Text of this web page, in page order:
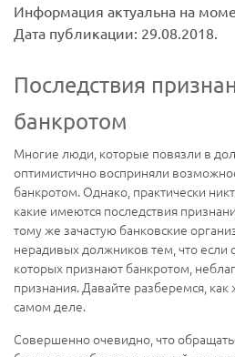
Информация актуальна на
Дата публикации: 29.08.2018.
Последствия
банкротом
Многие люди, которые повязли в
оптимистично восприняли
банкротом. Однако, практически
какие имеются последствия
тому же зачастую банковские
нерадивых должников тем, что если
которых признают банкротом,
признания. Давайте разберемся, как
самом деле.
Совершенно очевидно, что